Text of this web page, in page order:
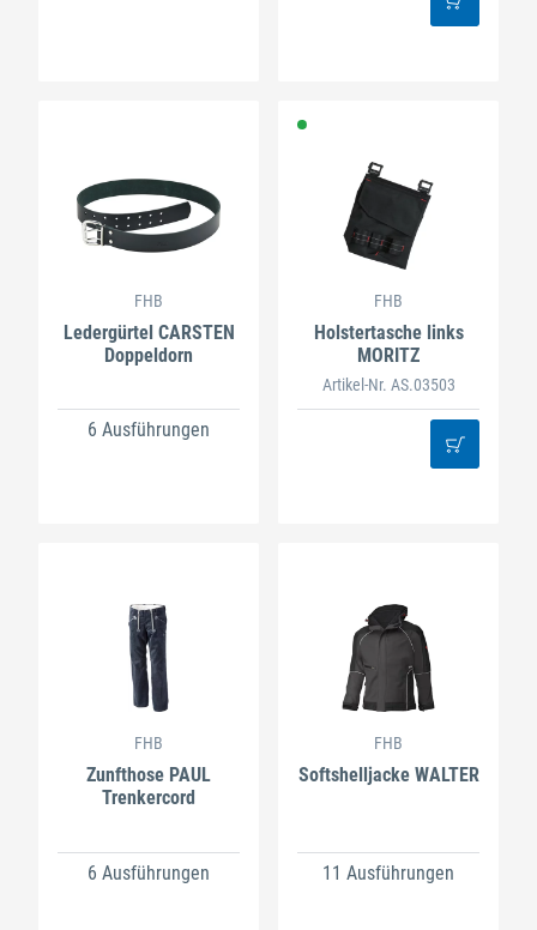
FHB
Ledergürtel CARSTEN
Doppeldorn
6 Ausführungen
FHB
Holstertasche links
MORITZ
Artikel-Nr. AS.03503
FHB
Zunfthose PAUL
Trenkercord
6 Ausführungen
FHB
Softshelljacke WALTER
11 Ausführungen